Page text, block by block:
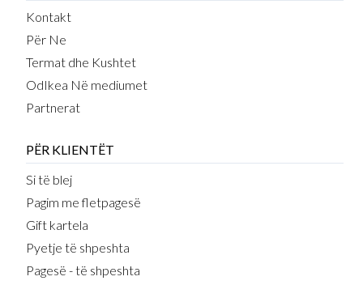
Kontakt
Për Ne
Termat dhe Kushtet
OdIkea Në mediumet
Partnerat
PËR KLIENTËT
Si të blej
Pagim me fletpagesë
Gift kartela
Pyetje të shpeshta
Pagesë - të shpeshta